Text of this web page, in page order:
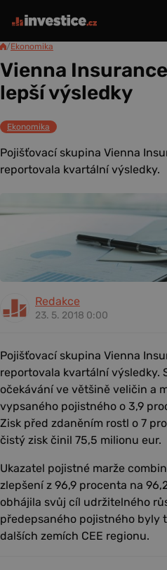
/Ekonomika
Vienna
lepší výsledky
Ekonomika
Pojišťovací skupina Vienna
reportovala kvartální výsledky.
Redakce
23. 5. 2018 0:00
Pojišťovací skupina Vienna
reportovala kvartální výsledky.
očekávání ve většině veličin a
vypsaného pojistného o 3,9
Zisk před zdaněním rostl o 7
čistý zisk činil 75,5 milionu eur.
Ukazatel pojistné marže
zlepšení z 96,9 procenta na
obhájila svůj cíl udržitelného
předepsaného pojistného byly
dalších zemích CEE regionu.